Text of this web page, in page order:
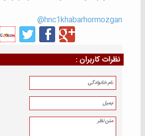
hnc1khabarhormozgan@
نظرات كاربران :